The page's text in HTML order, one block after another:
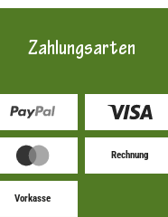
Zahlungsarten
Rechnung
Vorkasse